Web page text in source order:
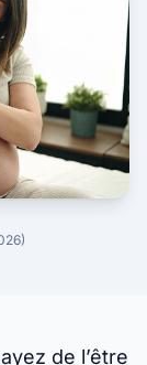
de l’être